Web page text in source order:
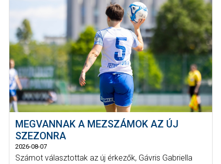
MEGVANNAK A MEZSZÁMOK AZ ÚJ
SZEZONRA
2026-08-07
Számot választottak az új érkezők, Gávris Gabriella